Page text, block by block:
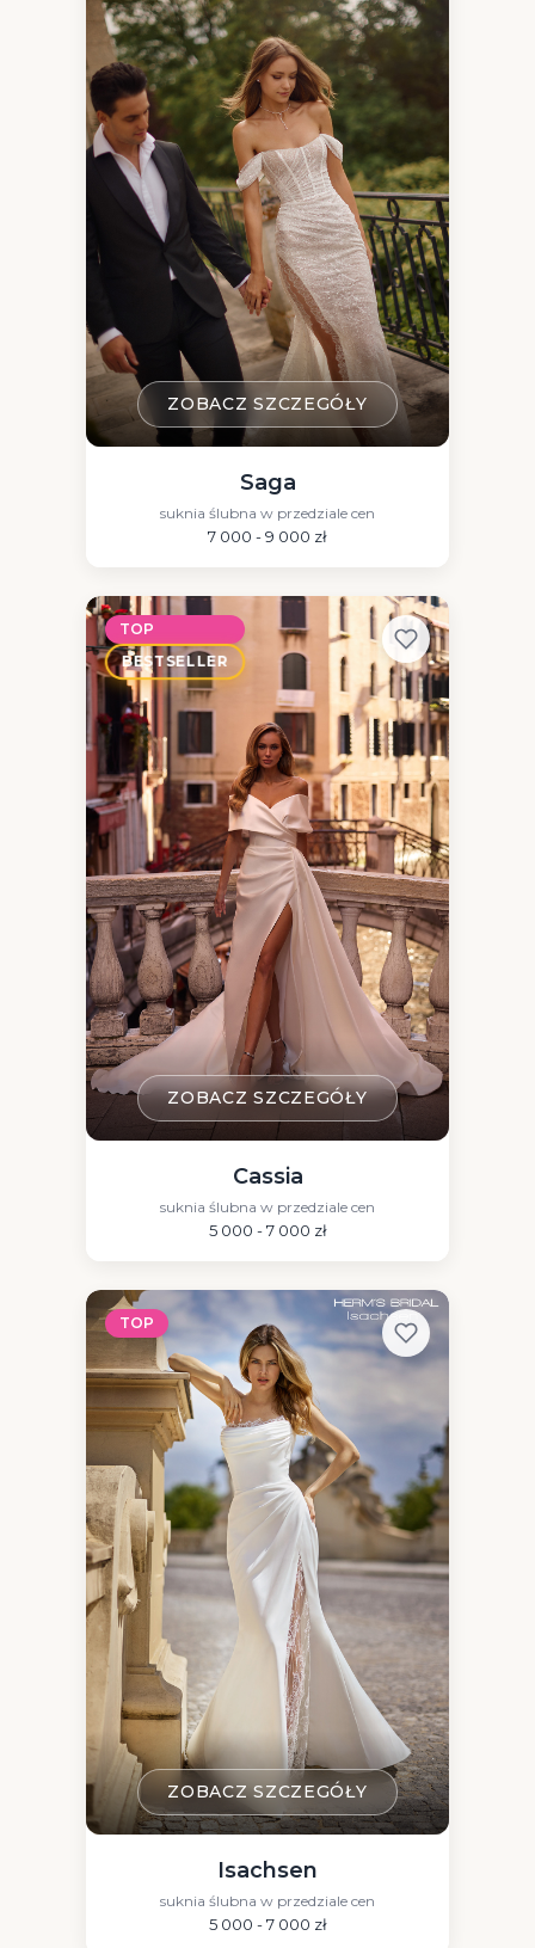
Wyczyść filtry
ZOBACZ SZCZEGÓŁY
Saga
suknia ślubna w przedziale cen
7 000 - 9 000 zł
TOP
BESTSELLER
ZOBACZ SZCZEGÓŁY
Cassia
suknia ślubna w przedziale cen
5 000 - 7 000 zł
TOP
ZOBACZ SZCZEGÓŁY
Isachsen
suknia ślubna w przedziale cen
5 000 - 7 000 zł